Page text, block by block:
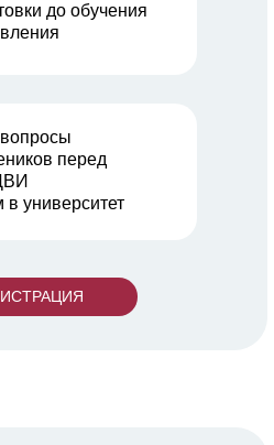
перед
в университет
до обучения